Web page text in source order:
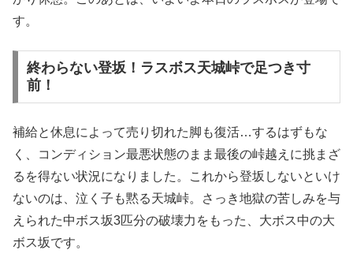
す。
終わらない登坂！ラスボス天城峠で足つき寸
前！
補給と休息によって売り切れた脚も復活…するはずもな
く、コンディション最悪状態のまま最後の峠越えに挑まざ
るを得ない状況になりました。これから登坂しないといけ
ないのは、泣く子も黙る天城峠。さっき地獄の苦しみを与
えられた中ボス坂3匹分の破壊力をもった、大ボス中の大
ボス坂です。